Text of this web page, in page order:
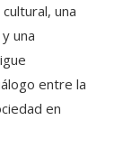
una
una
entre la
en